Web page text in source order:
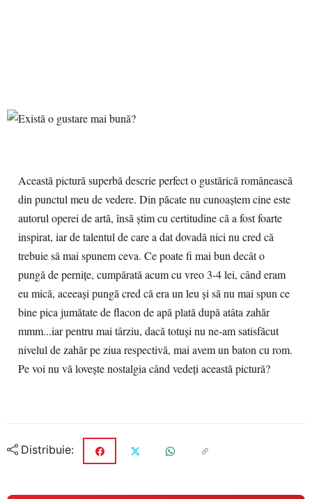
Această pictură superbă descrie perfect o gustărică românească
din punctul meu de vedere. Din păcate nu cunoaștem cine este
autorul operei de artă, însă știm cu certitudine că a fost foarte
inspirat, iar de talentul de care a dat dovadă nici nu cred că
trebuie să mai spunem ceva. Ce poate fi mai bun decât o
pungă de pernițe, cumpărată acum cu vreo 3-4 lei, când eram
eu mică, aceeași pungă cred că era un leu și să nu mai spun ce
bine pica jumătate de flacon de apă plată după atâta zahăr
mmm...iar pentru mai târziu, dacă totuși nu ne-am satisfăcut
nivelul de zahăr pe ziua respectivă, mai avem un baton cu rom.
Pe voi nu vă lovește nostalgia când vedeți această pictură?
Distribuie: